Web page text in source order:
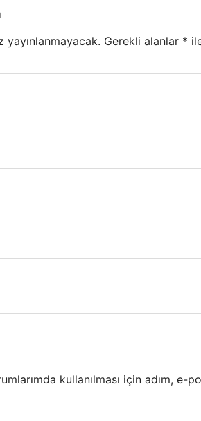
yayınlanmayacak. Gerekli alanlar *
kullanılması için adım,